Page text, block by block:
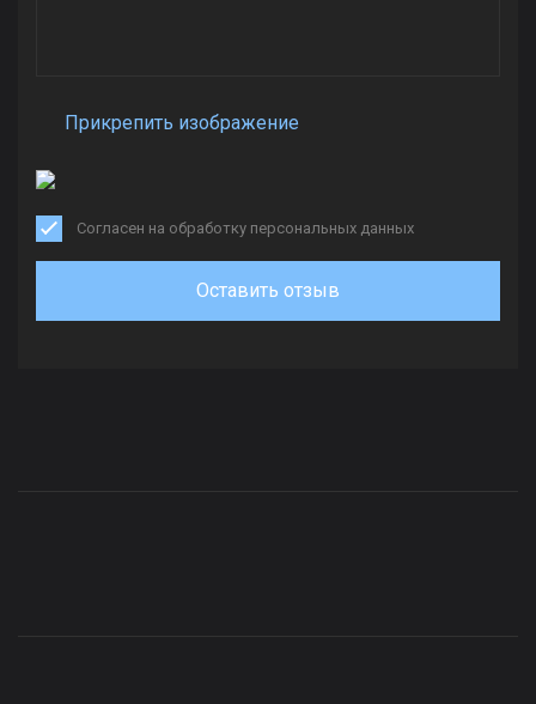
Прикрепить изображение
Согласен на обработку персональных данных
Оставить отзыв